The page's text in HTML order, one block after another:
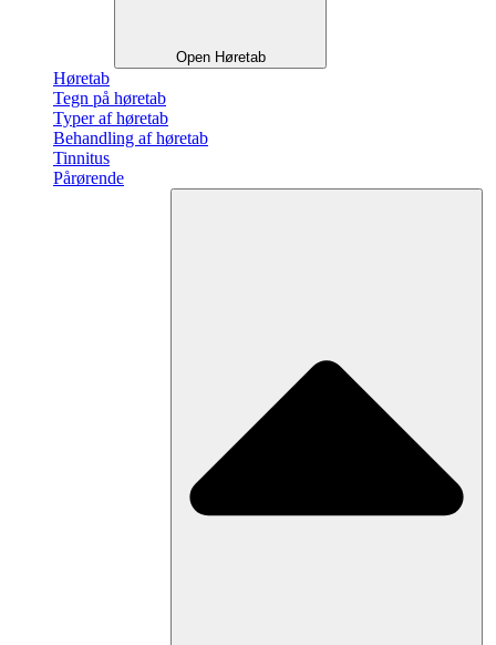
Open Høretab
Høretab
Tegn på høretab
Typer af høretab
Behandling af høretab
Tinnitus
Pårørende